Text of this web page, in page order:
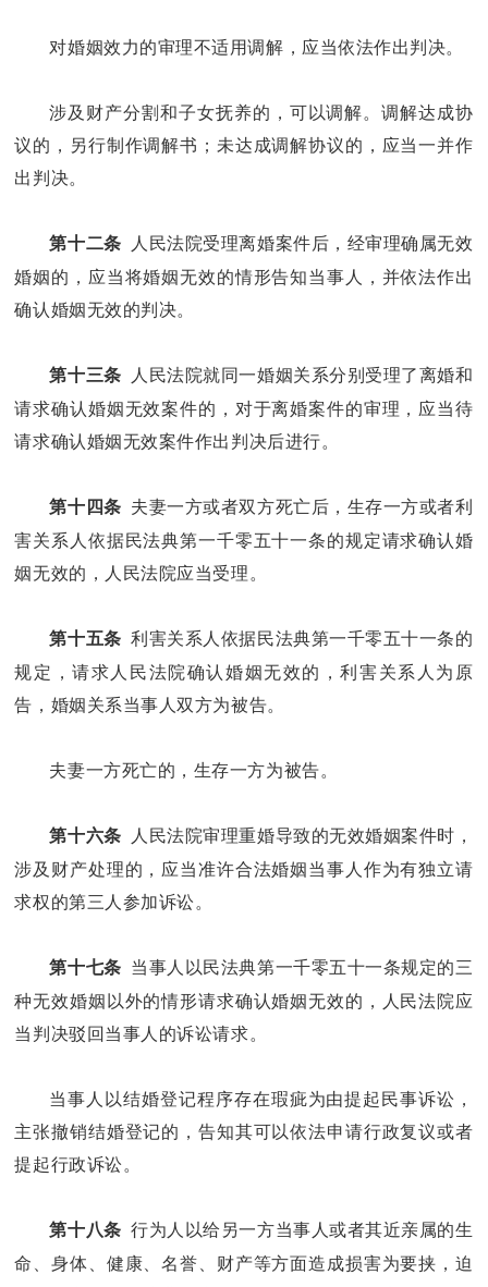
对婚姻效力的审理不适用调解，应当依法作出判决。
涉及财产分割和子女抚养的，可以调解。调解达成协
议的，另行制作调解书；未达成调解协议的，应当一并作
出判决。
第十二条
人民法院受理离婚案件后，经审理确属无效
婚姻的，应当将婚姻无效的情形告知当事人，并依法作出
确认婚姻无效的判决。
第十三条
人民法院就同一婚姻关系分别受理了离婚和
请求确认婚姻无效案件的，对于离婚案件的审理，应当待
请求确认婚姻无效案件作出判决后进行。
第十四条 夫妻一方或者双方死亡后，生存一方或者利
害关系人依据民法典第一千零五十一条的规定请求确认婚
姻无效的，人民法院应当受理。
第十五条利害关系人依据民法典第一千零五十一条的
规定，请求人民法院确认婚姻无效的，利害关系人为原
告，婚姻关系当事人双方为被告。
夫妻一方死亡的，生存一方为被告。
第十六条
人民法院审理重婚导致的无效婚姻案件时，
涉及财产处理的，应当准许合法婚姻当事人作为有独立请
求权的第三人参加诉讼。
第十七条 当事人以民法典第一千零五十一条规定的三
种无效婚姻以外的情形请求确认婚姻无效的，人民法院应
当判决驳回当事人的诉讼请求。
当事人以结婚登记程序存在瑕疵为由提起民事诉讼，
主张撤销结婚登记的，告知其可以依法申请行政复议或者
提起行政诉讼。
第十八条 行为人以给另一方当事人或者其近亲属的生
命、身体、健康、名誉、财产等方面造成损害为要挟，迫